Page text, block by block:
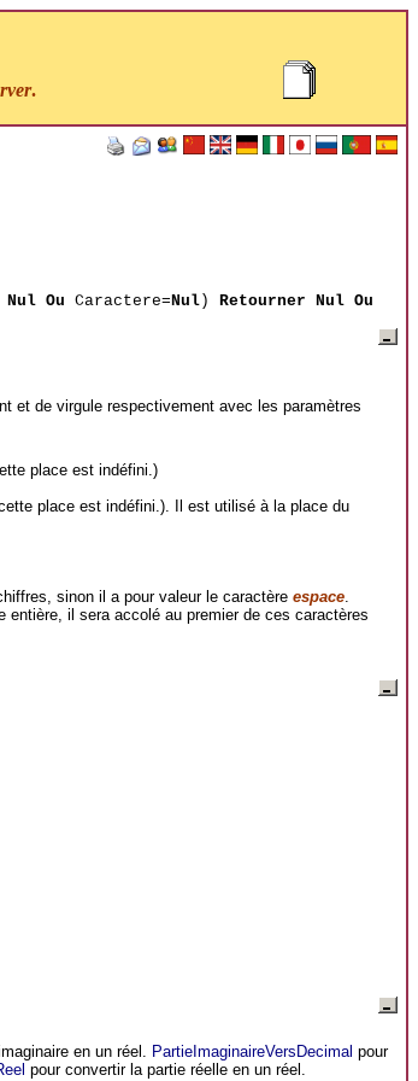
.
Nul Ou Caractere=Nul) Retourner Nul Ou
et de virgule respectivement avec les paramètres
place est indéfini.)
place est indéfini.). Il est utilisé à la place du
sinon il a pour valeur le caractère espace.
il sera accolé au premier de ces caractères
en un réel. PartieImaginaireVersDecimal pour
pour convertir la partie réelle en un réel.